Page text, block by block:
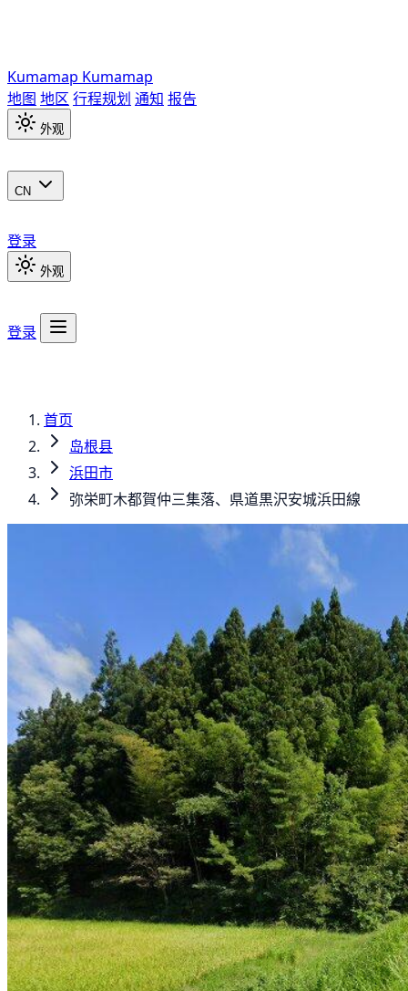
Kumamap Kumamap
地图 地区 行程规划 通知 报告
外观
CN
登录
外观
登录
首页
岛根县
浜田市
弥栄町木都賀仲三集落、県道黒沢安城浜田線